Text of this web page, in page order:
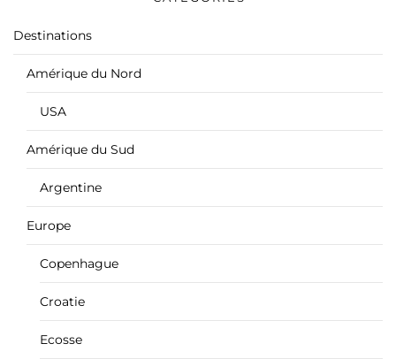
Destinations
Amérique du Nord
USA
Amérique du Sud
Argentine
Europe
Copenhague
Croatie
Ecosse